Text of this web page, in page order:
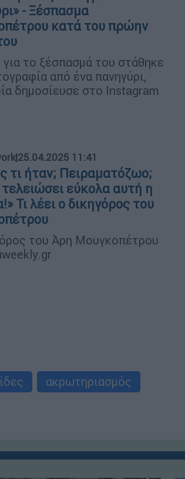
- Ξέσπασμα
κατά του πρώην
το ξέσπασμά του στάθηκε
από ένα πανηγύρι,
δημοσίευσε στο Instagram
|25.04.2025 11:41
τι ήταν; Πειραματόζωο;
εύκολα αυτή η
Τι λέει ο δικηγόρος του
του Άρη Μουγκοπέτρου
ακρωτηριασμός